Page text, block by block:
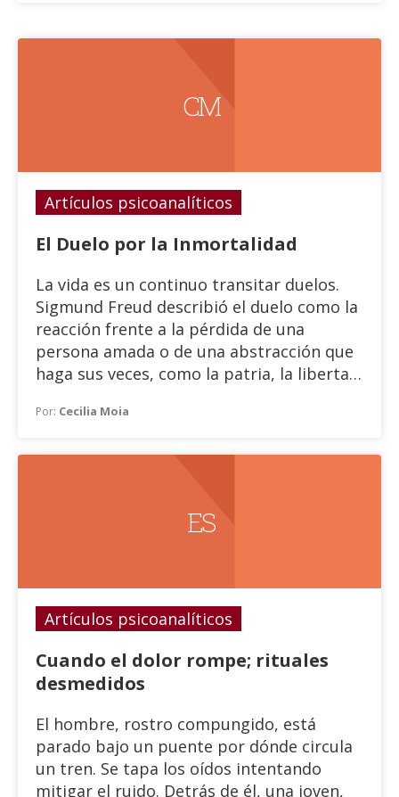
C M
Artículos psicoanalíticos
El Duelo por la Inmortalidad
La vida es un continuo transitar duelos.
Sigmund Freud describió el duelo como la
reacción frente a la pérdida de una
persona amada o de una abstracción que
haga sus veces, como la patria, la libertad,
palabras, cuando experimentamos una
Por: Cecilia Moia
E S
Artículos psicoanalíticos
Cuando el dolor rompe; rituales
desmedidos
El hombre, rostro compungido, está
parado bajo un puente por dónde circula
un tren. Se tapa los oídos intentando
mitigar el ruido. Detrás de él, una joven,